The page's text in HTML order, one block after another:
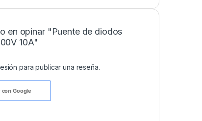
en opinar "Puente de diodos
10A"
para publicar una reseña.
conGoogle